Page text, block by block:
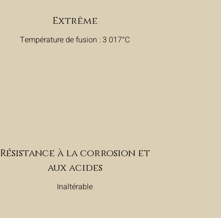
Extrême
Température de fusion : 3 017°C
Résistance à la corrosion et
aux acides
Inaltérable